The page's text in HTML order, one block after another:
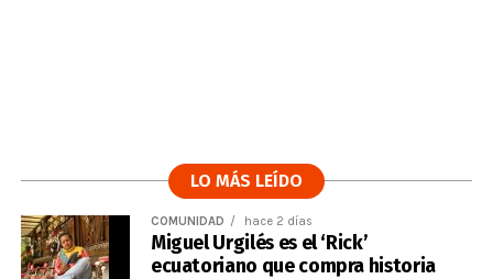
LO MÁS LEÍDO
COMUNIDAD hace 2 días
Miguel Urgilés es el ‘Rick’
ecuatoriano que compra historia